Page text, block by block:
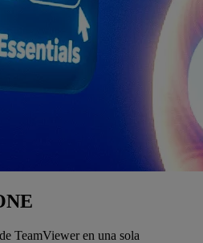
TeamViewer en una sola